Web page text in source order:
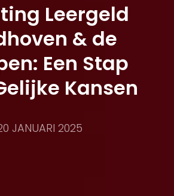
Leergeld
& de
Een Stap
Kansen
JANUARI 2025